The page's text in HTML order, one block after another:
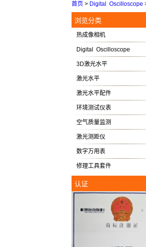
首页 > Digital Oscilloscope
浏览分类
热成像相机
Digital Oscilloscope
3D激光水平
激光水平
激光水平配件
环境测试仪表
空气质量监测
激光测距仪
数字万用表
修理工具套件
认证